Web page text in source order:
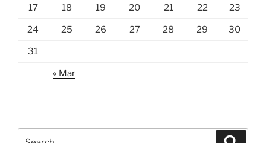
17 18 19 20 21 22 23
24 25 26 27 28 29 30
31
« Mar